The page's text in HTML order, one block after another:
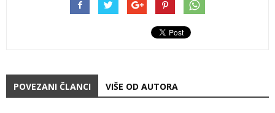
POVEZANI ČLANCI VIŠE OD AUTORA